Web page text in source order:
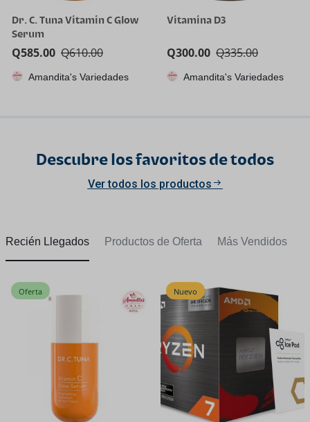
Dr. C. Tuna Vitamin C Glow
Serum
Q610.00
Q585.00
Amandita's Variedades
Vitamina D3
Q335.00
Q300.00
Amandita's Variedades
Descubre los favoritos de todos
Ver todos los productos
Recién Llegados Productos de Oferta Más Vendidos
Oferta Nuevo